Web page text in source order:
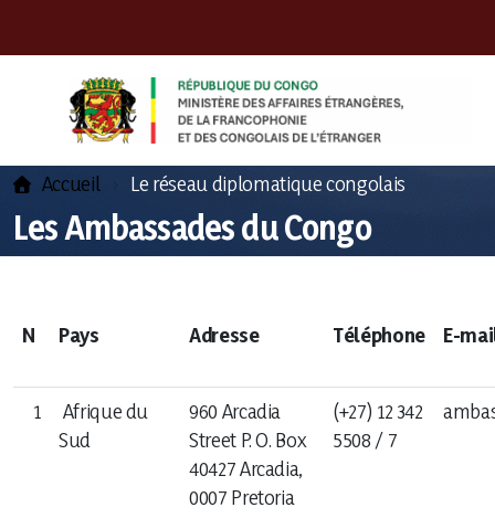
Accueil Le réseau diplomatique congolais
Les Ambassades du Congo
N Pays Adresse Téléphone E-
1
Afrique du
Sud
960 Arcadia
Street P. O. Box
40427 Arcadia,
0007 Pretoria
(+27) 12 342
5508 / 7
Présentation du Ministre
Missions
Cabinet du Ministre